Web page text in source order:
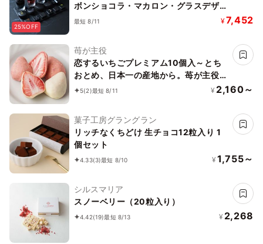
25%OFF
ボンショコラ・マカロン・グラスデザー
ト
最短 8/11 ¥7,452
苺が主役
恋するいちごプレミアム10個入～とち
おとめ、日本一の産地から。苺が主役
の美味しいお菓子～お中元・夏ギフト
5(2)最短 8/11 ¥ 2,160～
菓子工房グラングラン
リッチなくちどけ 生チョコ12粒入り 1
個セット
4.33(3)最短 8/10 ¥ 1,755～
シルスマリア
スノーベリー（20粒入り）
4.42(19)最短 8/13 ¥ 2,268